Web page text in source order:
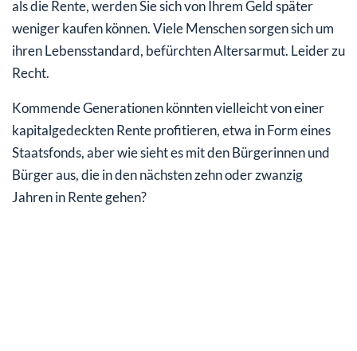
als die Rente, werden Sie sich von Ihrem Geld später
weniger kaufen können. Viele Menschen sorgen sich um
ihren Lebensstandard, befürchten Altersarmut. Leider zu
Recht.
Kommende Generationen könnten vielleicht von einer
kapitalgedeckten Rente profitieren, etwa in Form eines
Staatsfonds, aber wie sieht es mit den Bürgerinnen und
Bürger aus, die in den nächsten zehn oder zwanzig
Jahren in Rente gehen?